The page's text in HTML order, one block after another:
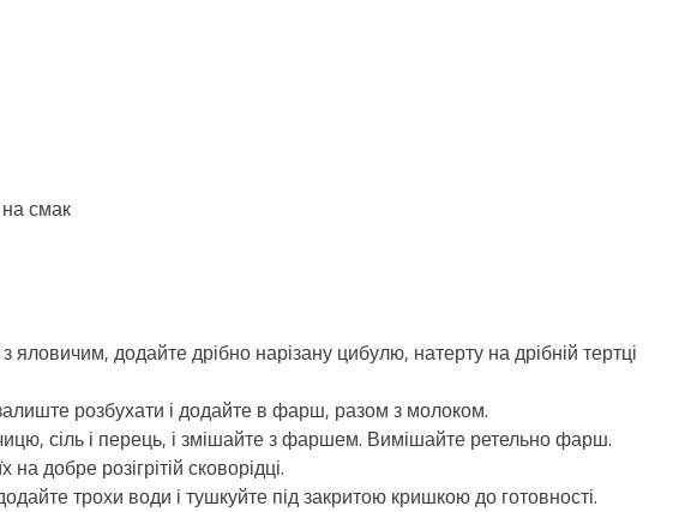
смак
додайте дрібно нарізану цибулю, натерту на дрібній тертці
розбухати і додайте в фарш, разом з молоком.
сіль і перець, і змішайте з фаршем. Вимішайте ретельно фарш.
на добре розігрітій сковорідці.
трохи води і тушкуйте під закритою кришкою до готовності.